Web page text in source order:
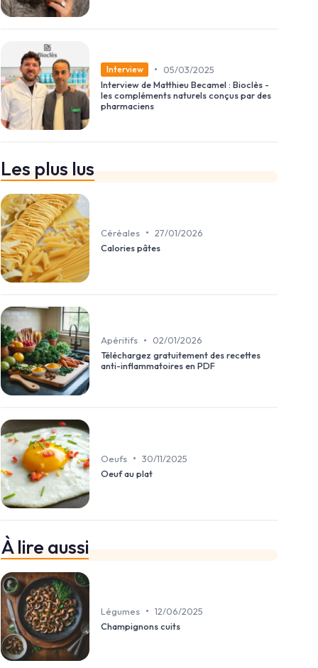
Interview •
05/03/2025
Interview de Matthieu Becamel : Bioclès -
les compléments naturels conçus par des
pharmaciens
Les plus lus
Céréales • 27/01/2026
Calories pâtes
Apéritifs •
02/01/2026
Téléchargez gratuitement des recettes
anti-inflammatoires en PDF
Oeufs • 30/11/2025
Oeuf au plat
À lire aussi
Légumes • 12/06/2025
Champignons cuits